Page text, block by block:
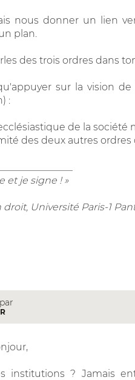
nous donner un lien
plan.
des trois ordres dans
sur la vision
:
de la société
des deux autres
et je signe ! »
droit, Université Paris-1
institutions ? Jamais